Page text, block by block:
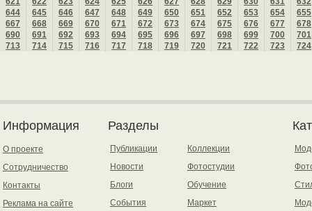
644
645 646 647 648 649 650 651 652 653 654
655
667
668 669 670 671 672 673 674 675 676 677
678
690
691 692 693 694 695 696 697 698 699 700
701
713
714 715 716 717 718 719 720 721 722 723 724
Информация
О проекте
Сотрудничество
Контакты
Реклама на сайте
Разделы
Публикации
Новости
Блоги
События
Коллекции
Фотостудии
Обучение
Маркет